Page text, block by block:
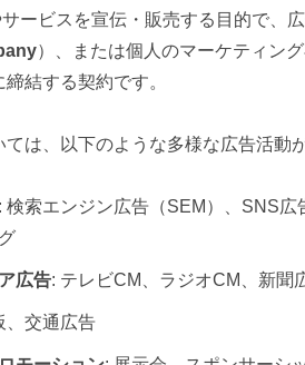
ービスを宣伝・販売する目的で、
）、または個人のマーケティン
結する契約です。
は、以下のような多様な広告活動
: 検索エンジン広告（SEM）、SNS
広告: テレビCM、ラジオCM、新聞
、交通広告